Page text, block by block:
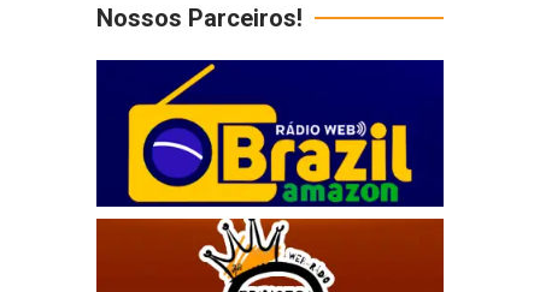
Nossos Parceiros!